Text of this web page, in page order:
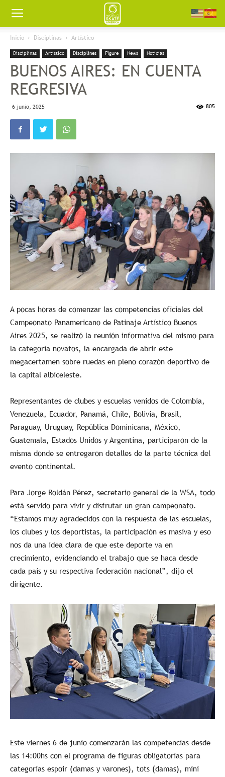
Worldskate
America
Inicio Disciplinas Artístico
Disciplinas Artístico Disciplines Figure News Noticias
BUENOS AIRES: EN CUENTA
REGRESIVA
6 junio, 2025 805
A pocas horas de comenzar las competencias oficiales del
Campeonato Panamericano de Patinaje Artístico Buenos
Aires 2025, se realizó la reunión informativa del mismo para
la categoría novatos, la encargada de abrir este
megacertamen sobre ruedas en pleno corazón deportivo de
la capital albiceleste.
Representantes de clubes y escuelas venidos de Colombia,
Venezuela, Ecuador, Panamá, Chile, Bolivia, Brasil,
Paraguay, Uruguay, República Dominicana, México,
Guatemala, Estados Unidos y Argentina, participaron de la
misma donde se entregaron detalles de la parte técnica del
evento continental.
Para Jorge Roldán Pérez, secretario general de la WSA, todo
está servido para vivir y disfrutar un gran campeonato.
“Estamos muy agradecidos con la respuesta de las escuelas,
los clubes y los deportistas, la participación es masiva y eso
nos da una idea clara de que este deporte va en
crecimiento, evidenciando el trabajo que se haca desde
cada país y su respectiva federación nacional”, dijo el
dirigente.
Este viernes 6 de junio comenzarán las competencias desde
las 14:00hs con el programa de figuras obligatorias para
categorías espoir (damas y varones), tots (damas), mini